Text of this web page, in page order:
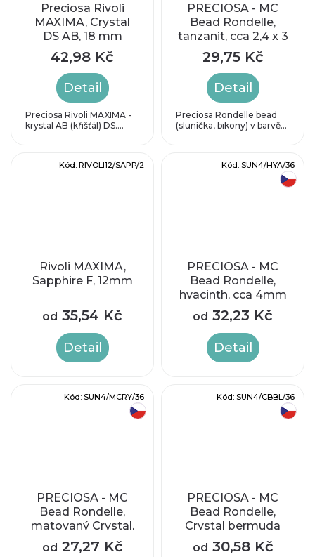
Preciosa Rivoli
MAXIMA, Crystal
DS AB, 18 mm
42,98 Kč
Detail
Preciosa Rivoli MAXIMA -
krystal AB (křišťál) DS....
PRECIOSA - MC
Bead Rondelle,
tanzanit, cca 2,4 x 3
mm
29,75 Kč
Detail
Preciosa Rondelle bead
(sluníčka, bikony) v barvě...
Rivoli MAXIMA,
Sapphire F, 12mm
od 35,54 Kč
Detail
Kód: RIVOLI12/SAPP/2
PRECIOSA - MC
Bead Rondelle,
hyacinth, cca 4mm
od 32,23 Kč
Detail
Kód: SUN4/HYA/36
PRECIOSA - MC
Bead Rondelle,
matovaný Crystal,
cca 4mm
od 27,27 Kč
Kód: SUN4/MCRY/36
PRECIOSA - MC
Bead Rondelle,
Crystal bermuda
blue, cca 4mm
od 30,58 Kč
Kód: SUN4/CBBL/36